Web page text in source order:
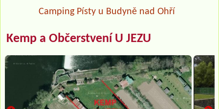
Camping Písty u Budyně nad Ohří
Kemp a Občerstvení U JEZU